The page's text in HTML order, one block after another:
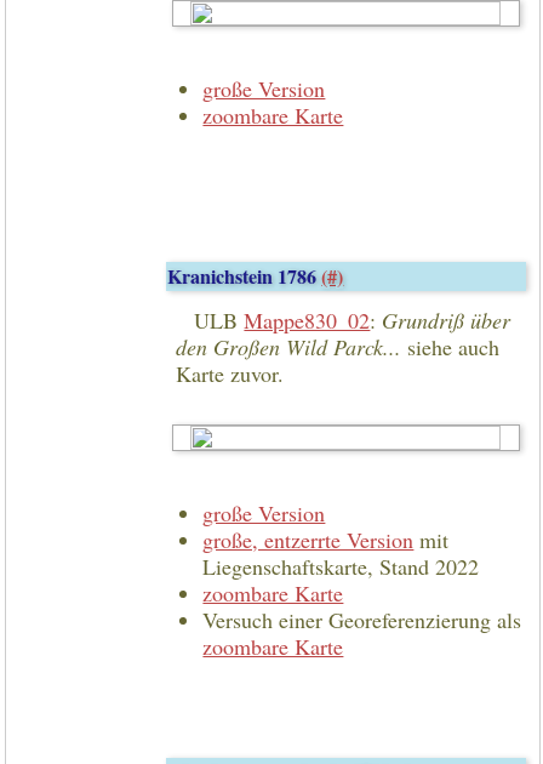
große Version
zoombare Karte
Kranichstein 1786(#)
ULBMappe830_02: Grundriß über
den Großen Wild Parck... siehe auch
Karte zuvor.
große Version
große, entzerrte Version mit
Liegenschaftskarte, Stand 2022
zoombare Karte
Versuch einer Georeferenzierung als
zoombare Karte